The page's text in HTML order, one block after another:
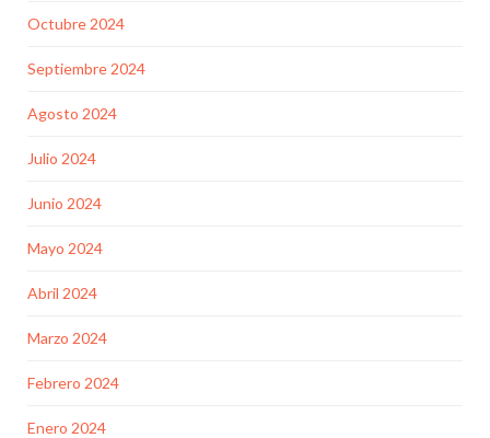
Octubre 2024
Septiembre 2024
Agosto 2024
Julio 2024
Junio 2024
Mayo 2024
Abril 2024
Marzo 2024
Febrero 2024
Enero 2024